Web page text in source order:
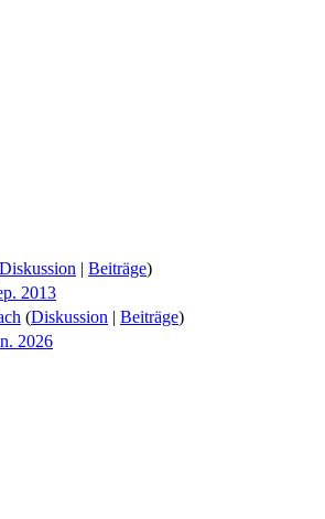
Diskussion | Beiträge)
2013
(Diskussion | Beiträge)
2026